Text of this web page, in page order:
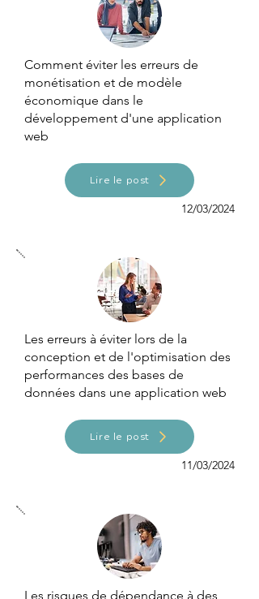
Comment éviter les erreurs de
monétisation et de modèle
économique dans le
développement d'une application
web
Lire le post
12/03/2024
Les erreurs à éviter lors de la
conception et de l'optimisation des
performances des bases de
données dans une application web
Lire le post
11/03/2024
Les risques de dépendance à des